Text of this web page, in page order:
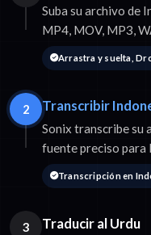
Suba su archivo de
MP4, MOV, MP3,
Arrastra y suelta,
2 Transcribir
Sonix transcribe su
fuente preciso para
Transcripción en
3 Traducir al Urdu